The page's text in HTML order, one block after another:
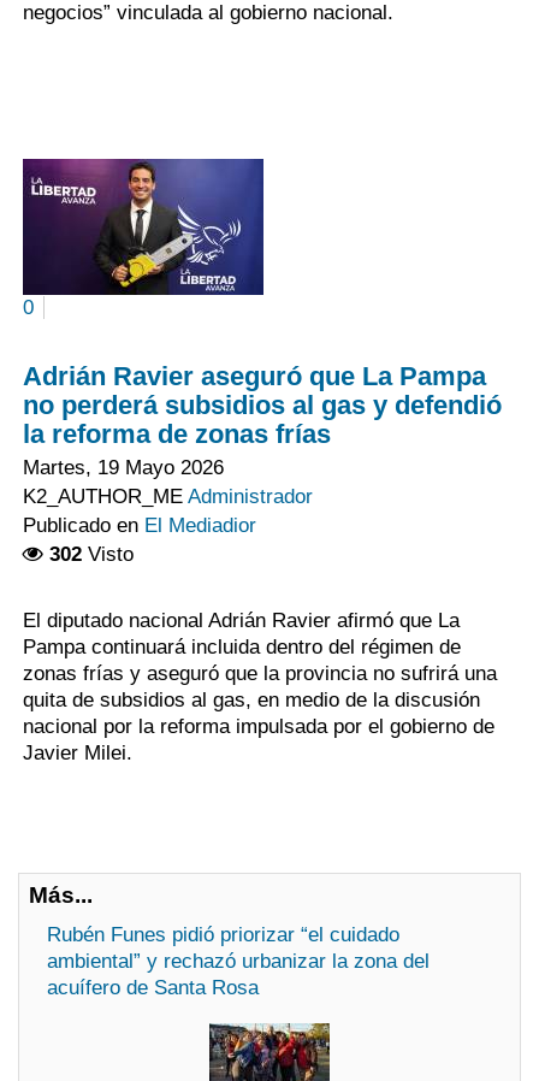
negocios” vinculada al gobierno nacional.
0
Adrián Ravier aseguró que La Pampa
no perderá subsidios al gas y defendió
la reforma de zonas frías
Martes, 19 Mayo 2026
K2_AUTHOR_ME Administrador
Publicado en El Mediadior
302 Visto
El diputado nacional Adrián Ravier afirmó que La
Pampa continuará incluida dentro del régimen de
zonas frías y aseguró que la provincia no sufrirá una
quita de subsidios al gas, en medio de la discusión
nacional por la reforma impulsada por el gobierno de
Javier Milei.
Más...
Rubén Funes pidió priorizar “el cuidado
ambiental” y rechazó urbanizar la zona del
acuífero de Santa Rosa